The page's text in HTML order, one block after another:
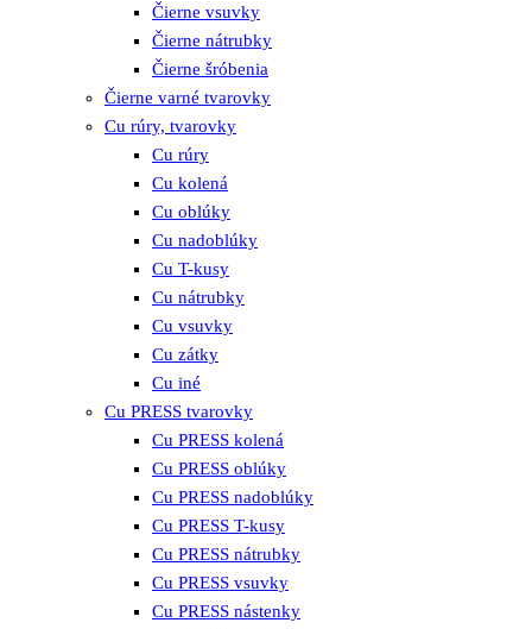
Čierne vsuvky
Čierne nátrubky
Čierne šróbenia
Čierne varné tvarovky
Cu rúry, tvarovky
Cu rúry
Cu kolená
Cu oblúky
Cu nadoblúky
Cu T-kusy
Cu nátrubky
Cu vsuvky
Cu zátky
Cu iné
Cu PRESS tvarovky
Cu PRESS kolená
Cu PRESS oblúky
Cu PRESS nadoblúky
Cu PRESS T-kusy
Cu PRESS nátrubky
Cu PRESS vsuvky
Cu PRESS nástenky